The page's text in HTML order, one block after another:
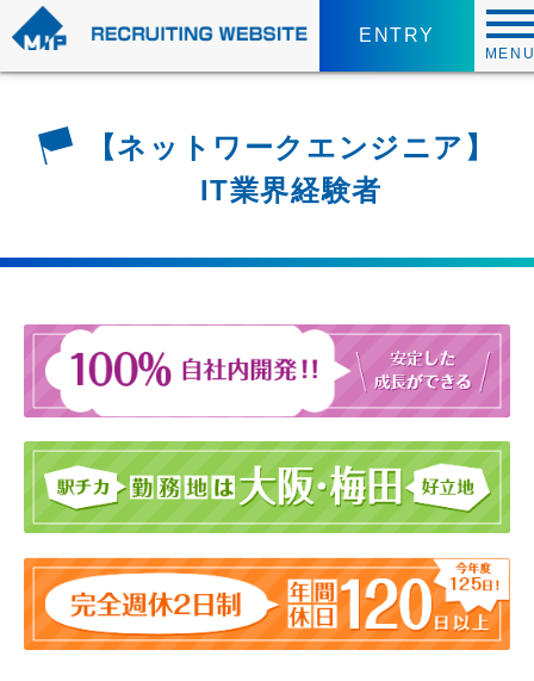
ENTRY
【ネットワークエンジニア】
IT業界経験者